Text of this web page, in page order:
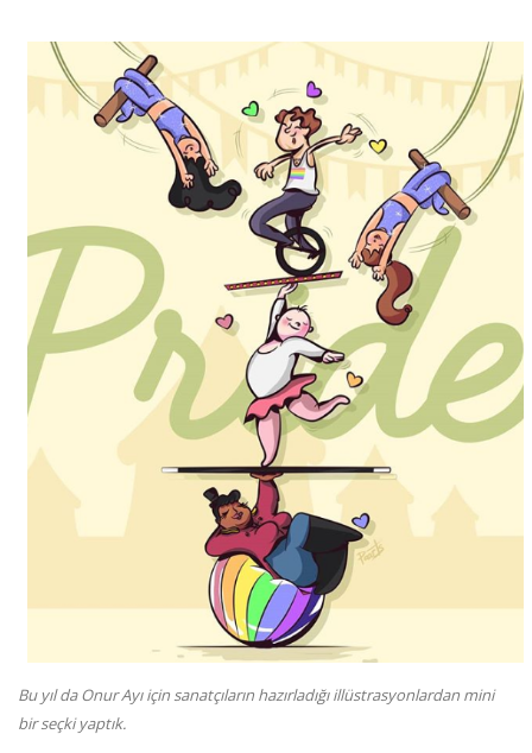
Bu yıl da Onur Ayı için sanatçıların hazırladığı illüstrasyonlardan mini
bir seçki yaptık.